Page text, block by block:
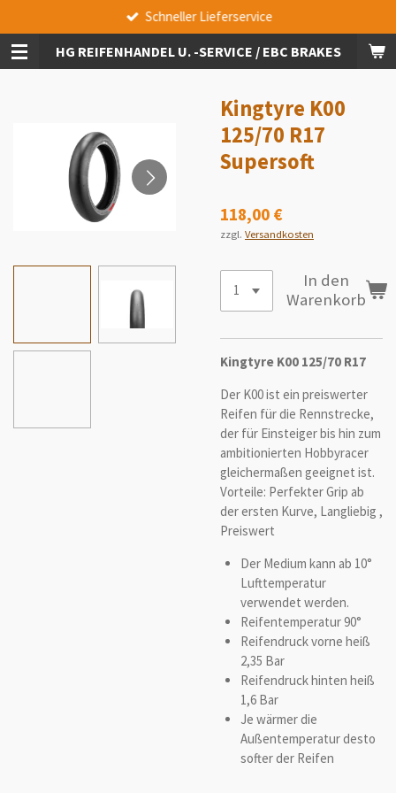
Hauptinhalt
springenHG REIFENHANDEL U. -SERVICE / EBC BRAKES
Schneller Lieferservice
Kingtyre K00
125/70 R17
Supersoft
118,00 €
zzgl. Versandkosten
In den
Warenkorb
Kingtyre K00 125/70 R17
Der K00 ist ein preiswerter
Reifen für die Rennstrecke,
der für Einsteiger bis hin zum
ambitionierten Hobbyracer
gleichermaßen geeignet ist.
Vorteile: Perfekter Grip ab
der ersten Kurve, Langliebig ,
Preiswert
Der Medium kann ab 10°
Lufttemperatur
verwendet werden.
Reifentemperatur 90°
Reifendruck vorne heiß
2,35 Bar
Reifendruck hinten heiß
1,6 Bar
Je wärmer die
Außentemperatur desto
softer der Reifen